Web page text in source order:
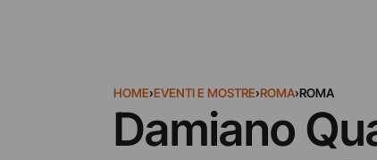
HOME›EVENTI E MOSTRE›ROMA›ROMA
Damiano